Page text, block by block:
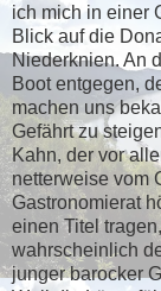
ich mich in einer
Blick auf die
Niederknien. An
Boot entgegen,
machen uns
Gefährt zu
Kahn, der vor
netterweise vom
Gastronomierat
einen Titel
wahrscheinlich
junger barocker